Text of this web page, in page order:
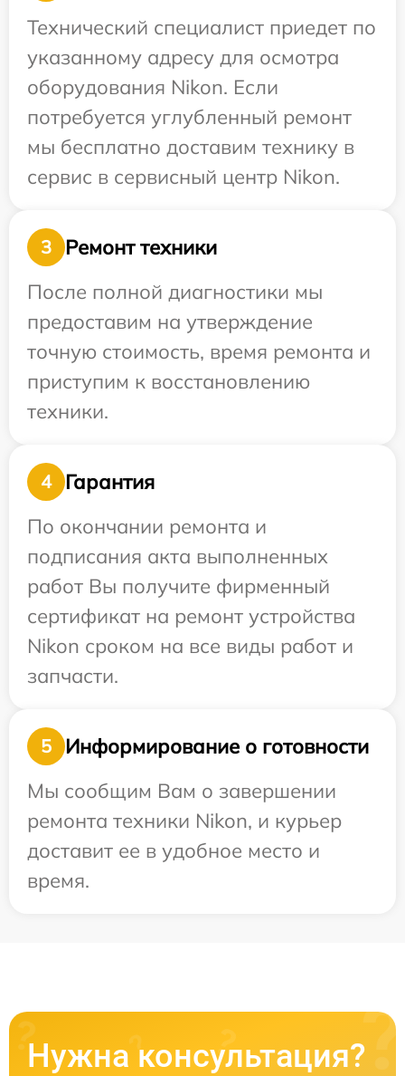
Технический специалист приедет по
указанному адресу для осмотра
оборудования Nikon. Если
потребуется углубленный ремонт
мы бесплатно доставим технику в
сервис в сервисный центр Nikon.
3
Ремонт техники
После полной диагностики мы
предоставим на утверждение
точную стоимость, время ремонта и
приступим к восстановлению
техники.
4
Гарантия
По окончании ремонта и
подписания акта выполненных
работ Вы получите фирменный
сертификат на ремонт устройства
Nikon сроком на все виды работ и
запчасти.
5
Информирование о готовности
Мы сообщим Вам о завершении
ремонта техники Nikon, и курьер
доставит ее в удобное место и
время.
Нужна консультация?